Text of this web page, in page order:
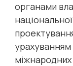
органами